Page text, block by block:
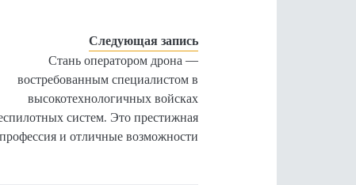
Следующая запись
Стань оператором дрона —
востребованным специалистом в
высокотехнологичных войсках
систем. Это престижная
профессия и отличные возможности